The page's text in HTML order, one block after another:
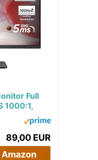
Full
1000:1,
89,00 EUR